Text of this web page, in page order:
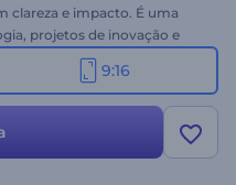
clareza e impacto. É uma
projetos de inovação e
A personalização é
o nome e o slogan da sua
9:16